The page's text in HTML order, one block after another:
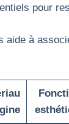
pour
aide à